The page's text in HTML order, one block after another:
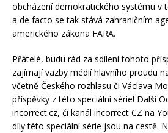
obcházení demokratického systému v
a de facto se tak stává zahraničním
amerického zákona FARA.
Přátelé, budu rád za sdílení tohoto
zajímají vazby médií hlavního proudu
včetně Českého rozhlasu či Václava
příspěvky z této speciální série! Další
incorrect.cz, či kanál incorrect CZ na
díly této speciální série jsou na cestě.